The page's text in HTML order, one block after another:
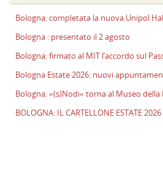
Bologna: completata la nuova Unipol
Bologna : presentato il 2 agosto
Bologna: firmato al MIT l’accordo sul
Bologna Estate 2026: nuovi
Bologna: «(s)Nodi» torna al Museo della
BOLOGNA: IL CARTELLONE ESTATE 2026